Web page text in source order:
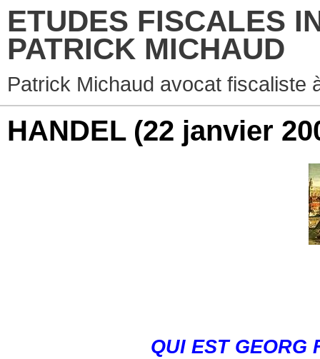
ETUDES FISCALES
PATRICK MICHAUD
Patrick Michaud avocat fiscaliste
HANDEL (22 janvier
QUI EST